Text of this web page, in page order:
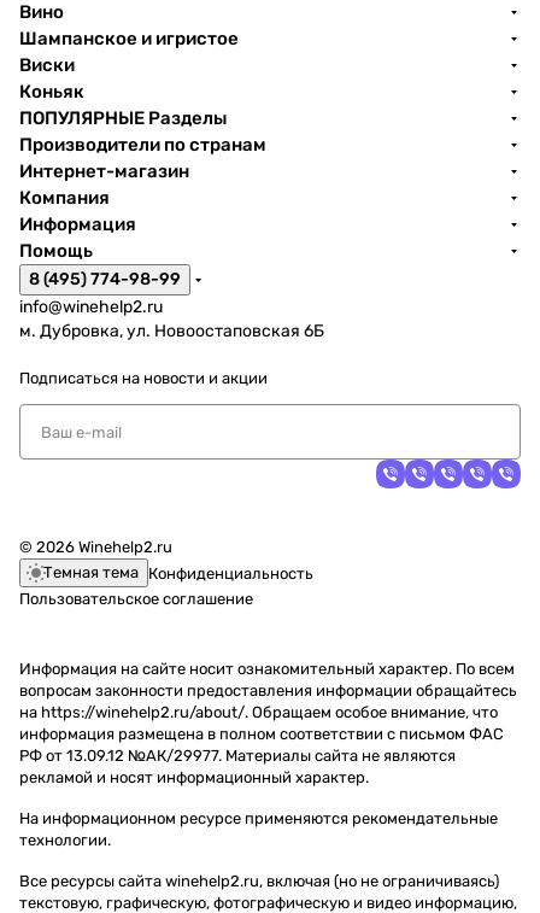
Вино
Шампанское и игристое
Виски
Коньяк
ПОПУЛЯРНЫЕ Разделы
Производители по странам
Интернет-магазин
Компания
Информация
Помощь
8 (495) 774-98-99
info@winehelp2.ru
м. Дубровка, ул. Новоостаповская 6Б
Подписаться на новости и акции
© 2026 Winehelp2.ru
Темная тема Конфиденциальность
Пользовательское соглашение
Информация на сайте носит ознакомительный характер. По всем
вопросам законности предоставления информации обращайтесь
на https://winehelp2.ru/about/. Обращаем особое внимание, что
информация размещена в полном соответствии с письмом ФАС
РФ от 13.09.12 №АК/29977. Материалы сайта не являются
рекламой и носят информационный характер.
На информационном ресурсе применяются рекомендательные
технологии.
Все ресурсы сайта winehelp2.ru, включая (но не ограничиваясь)
текстовую, графическую, фотографическую и видео информацию,